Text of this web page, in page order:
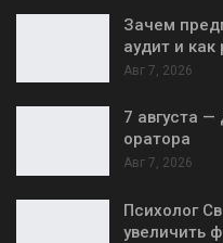
Зачем
аудит и как
Авг 7, 2026
7 августа
оратора
Авг 7, 2026
Психолог
увеличить